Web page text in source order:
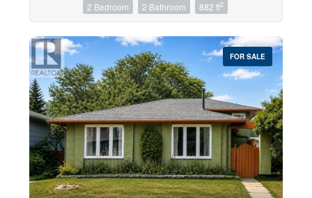
2 Bedroom 2 Bathroom 882 ft2
FOR SALE